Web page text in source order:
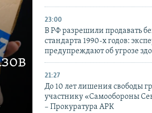
23:00
В РФ разрешили продавать
стандарта 1990-х годов:
предупреждают об угрозе
21:27
До 10 лет лишения свободы
участнику «Самообороны
– Прокуратура АРК